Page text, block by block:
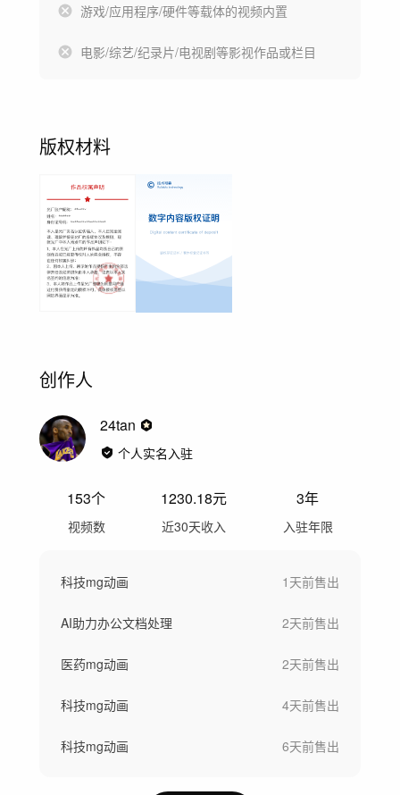
游戏/应用程序/硬件等载体的视频内置
电影/综艺/纪录片/电视剧等影视作品或栏目
版权材料
创作人
24tan
个人实名入驻
153个
视频数
1230.18元
近30天收入
3年
入驻年限
科技mg动画 1天前售出
AI助力办公文档处理 2天前售出
医药mg动画 2天前售出
科技mg动画 4天前售出
科技mg动画 6天前售出